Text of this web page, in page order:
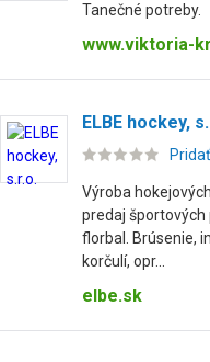
Tanečné potreby.
www.viktoria-
ELBE hockey,
Výroba
predaj športových
florbal. Brúsenie,
korčulí, opr...
elbe.sk